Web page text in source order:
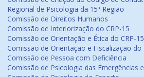
Regional de Psicologia da 15ª Região
Comissão de Direitos Humanos
Comissão de Interiorização do CRP-15
Comissão de Orientação e Ética do CRP-15
Comissão de Orientação e Fiscalização do
Comissão de Pessoa com Deficiência
Comissão de Psicologia das Emergências